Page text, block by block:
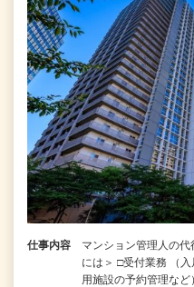
仕事内容
マンション管理人の
には＞ □受付業務 （
用施設の予約管理な